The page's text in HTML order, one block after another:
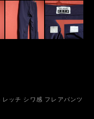
ッチ シワ感 フレアパンツ